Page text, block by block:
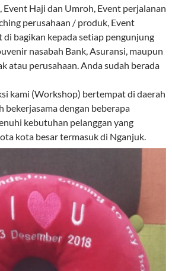
Event Haji dan Umroh, Event perjalanan
perusahaan / produk, Event
di bagikan kepada setiap pengunjung
nasabah Bank, Asuransi, maupun
atau perusahaan. Anda sudah berada
kami (Workshop) bertempat di daerah
bekerjasama dengan beberapa
kebutuhan pelanggan yang
kota besar termasuk di Nganjuk.